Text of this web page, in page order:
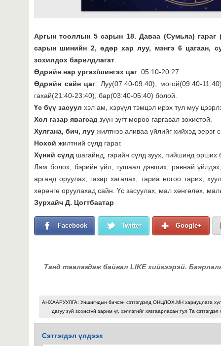
Аргын тооллын 5 сарын 18. Даваа (Сумьяа) гараг
сарын шинийн 2, өдөр хар луу, мэнгэ 6 цагаан,
зохилдох барилдлагат
Өдрийн нар ургах/шингэх цаг: 05:10-20:27.
Өдрийн сайн цаг: Луу(07:40-09:40), могой(09:40-
гахай(21:40-23:40), бар(03:40-05:40) болой.
Үс бүү засуул хэл ам, хэрүүл тэмцэл ирэх тул муу
Хол газар явагсад зүүн зүгт мөрөө гаргавал зохистой.
Хулгана, бич, луу жилтнээ аливаа үйлийг хийхэд эерэг
Нохой жилтний сүлд гараг.
Хүний сүлд шагайнд, гэрийн сүлд зуух, пийшинд орших
Лам болох, бэрийн үйл, тушаал дэвших, равнай
арганд оруулах, газар хагалах, тариа ногоо тарих,
хөрөнгө оруулахад сайн. Үс засуулах, мал хөнгөлөх,
Зурхайч Д. Цогтбаатар
Facebook Twitter Google+
Танд таалагдаж байвал LIKE хийгээрэй.
АНХААРУУЛГА: Уншигчдын бичсэн сэтгэгдэлд ОНЦЛОХ.МН хариуцлага
дагуу зүй зохисгүй зарим үг, хэллэгийг хязгаарласан тул Та
Сэтгэгдэл үлдээх